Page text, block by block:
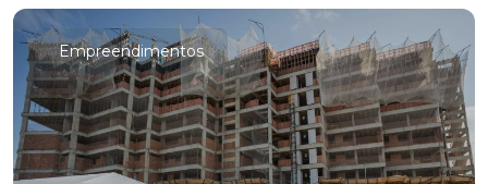
Empreendimentos